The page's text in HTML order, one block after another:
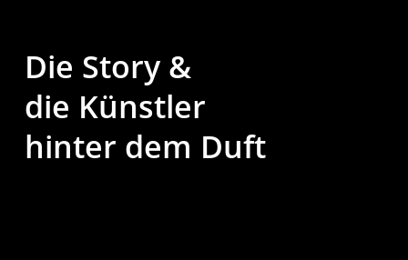
Die Story &
die Künstler
hinter dem Duft